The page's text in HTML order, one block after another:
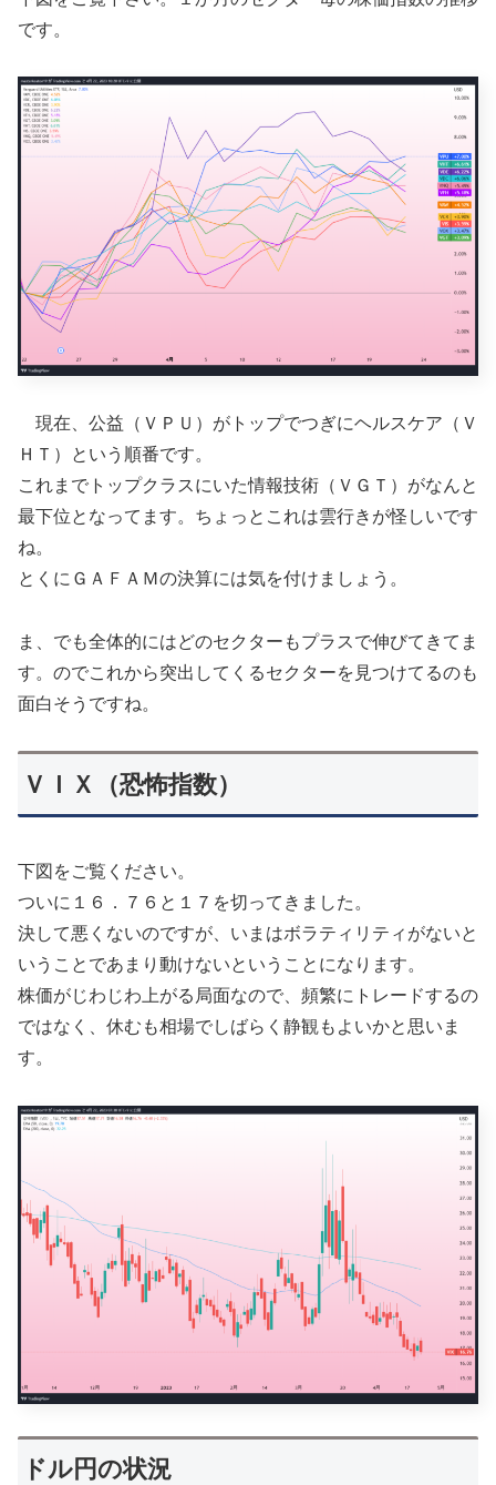
です。
現在、公益（ＶＰＵ）がトップでつぎにヘルスケア（Ｖ
ＨＴ）という順番です。
これまでトップクラスにいた情報技術（ＶＧＴ）がなんと
最下位となってます。ちょっとこれは雲行きが怪しいです
ね。
とくにＧＡＦＡＭの決算には気を付けましょう。
ま、でも全体的にはどのセクターもプラスで伸びてきてま
す。のでこれから突出してくるセクターを見つけてるのも
面白そうですね。
ＶＩＸ（恐怖指数）
下図をご覧ください。
ついに１６．７６と１７を切ってきました。
決して悪くないのですが、いまはボラティリティがないと
いうことであまり動けないということになります。
株価がじわじわ上がる局面なので、頻繁にトレードするの
ではなく、休むも相場でしばらく静観もよいかと思いま
す。
ドル円の状況